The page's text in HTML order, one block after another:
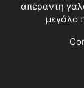
απέραντη
μεγάλο